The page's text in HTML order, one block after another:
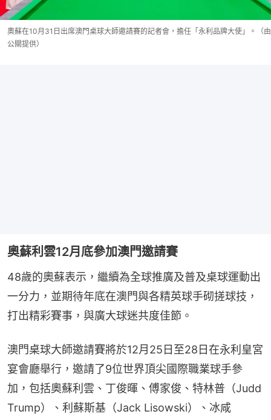
奧蘇在10月31日出席澳門桌球大師邀請賽的記者會，擔任「永利品牌大使」。（由
公關提供）
奧蘇利雲12月底參加澳門邀請賽
48歲的奧蘇表示，繼續為全球推廣及普及桌球運動出
一分力，並期待年底在澳門與各精英球手砌搓球技，
打出精彩賽事，與廣大球迷共度佳節。
澳門桌球大師邀請賽將於12月25日至28日在永利皇宮
宴會廳舉行，邀請了9位世界頂尖國際職業球手參
加，包括奧蘇利雲、丁俊暉、傅家俊、特林普（Judd
Trump）、利蘇斯基（Jack Lisowski）、冰咸